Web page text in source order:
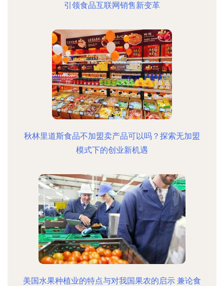
引领食品互联网销售新变革
秋林里道斯食品不加盟卖产品可以吗？探索无加盟
模式下的创业新机遇
美国水果种植业的特点与对我国果农的启示 兼论食